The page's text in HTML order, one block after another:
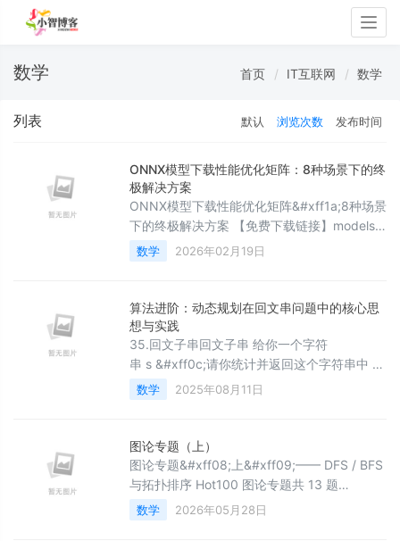
数学 首页 IT互联网 数学
列表 默认 浏览次数 发布时间
ONNX模型下载性能优化矩阵：8种场景下的终
极解决方案
ONNX模型下载性能优化矩阵&#xff1a;8种场景
下的终极解决方案 【免费下载链接】models A
collection of pre-trained, state-of-the-art
models in the ONNX format 项目地址: 引言
数学 2026年02月19日
算法进阶：动态规划在回文串问题中的核心思
想与实践
35.回文子串回文子串 给你一个字符
串 s &#xff0c;请你统计并返回这个字符串中 回
文子串 的数目。回文字符串 是正着读和倒过来
读一样的字符串。子字符串 是字符串中的由连
&#xff1a; s &#61; “abc” 输出&#xff1a; 3 解释
&#xff1a; 三个回文子串: “a”, “b”, “c”示例
2&#xff1a;输入&#xf
数学 2025年08月11日
图论专题（上）
图论专题&#xff08;上&#xff09;—— DFS / BFS
与拓扑排序 Hot100 图论专题共 13 题
&#xff0c;本篇覆盖前 5 题&#xff1a;岛屿数量、
腐烂的橘子、课程表、实现 Trie 前缀树、岛屿
数学 2026年05月28日